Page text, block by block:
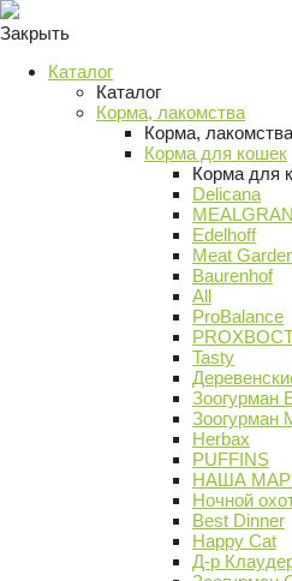
Закрыть
Каталог
Каталог
Корма, лакомства
Корма, лакомства
Корма для кошек
Корма для
Delicana
Edelhoff
Meat
Baurenhof
All
ProBalance
Tasty
Зоогурман
Herbax
PUFFINS
НАША
Ночной
Best Dinner
Happy Cat
Д-р